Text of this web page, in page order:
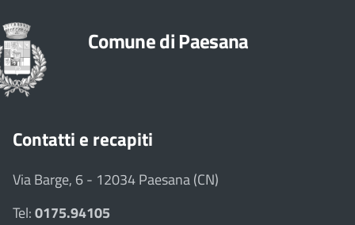
Comune di Paesana
Contatti e recapiti
Via Barge, 6 - 12034 Paesana (CN)
Tel:0175.94105